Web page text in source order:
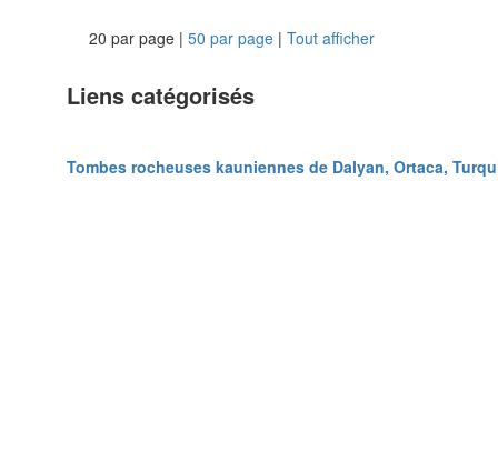
20 par page | 50 par page | Tout afficher
Liens catégorisés
Tombes rocheuses kauniennes de Dalyan, Ortaca,